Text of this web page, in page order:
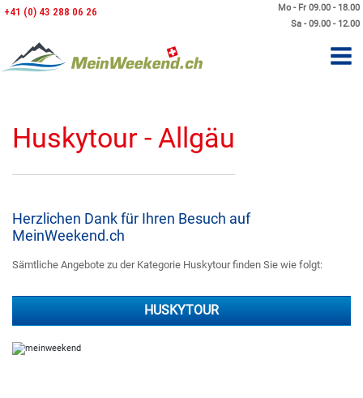
Mo - Fr 09.00 - 18.00
Sa - 09.00 - 12.00
+41 (0) 43 288 06 26
Huskytour - Allgäu
Herzlichen Dank für Ihren Besuch auf
MeinWeekend.ch
Sämtliche Angebote zu der Kategorie Huskytour finden Sie wie folgt:
HUSKYTOUR